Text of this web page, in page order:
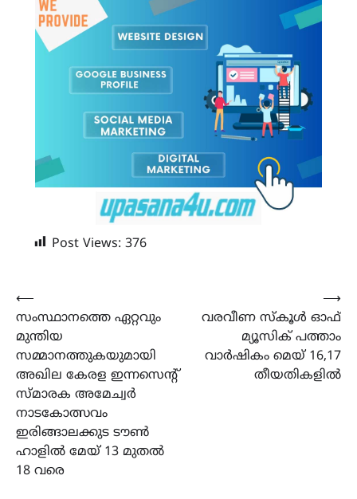
Post Views: 376
Post
navigation
⟵
സംസ്ഥാനത്തെ ഏറ്റവും
മുന്തിയ
സമ്മാനത്തുകയുമായി
അഖില കേരള ഇന്നസെൻ്റ്
സ്മാരക അമേച്വർ
നാടകോത്സവം
ഇരിങ്ങാലക്കുട ടൗൺ
ഹാളിൽ മേയ് 13 മുതൽ
18 വരെ
വരവീണ സ്കൂൾ ഓഫ്
മ്യൂസിക് പത്താം
വാർഷികം മെയ് 16,17
തീയതികളിൽ
⟶